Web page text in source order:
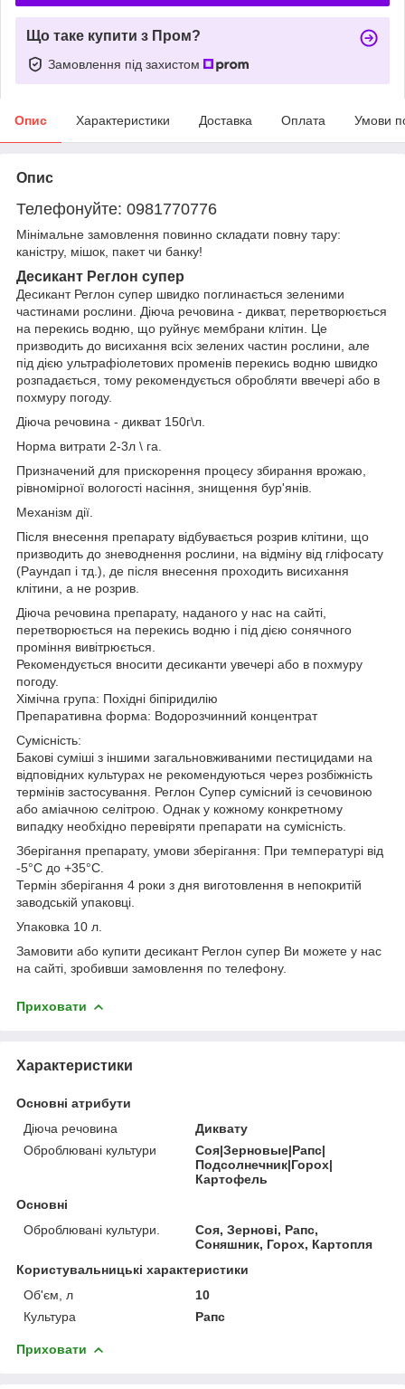
Що таке купити з Пром?
Замовлення під захистом
Опис Характеристики Доставка Оплата Умови
Опис
Телефонуйте: 0981770776
Мінімальне замовлення повинно складати повну тару:
каністру, мішок, пакет чи банку!
Десикант Реглон супер
Десикант Реглон супер швидко поглинається зеленими
частинами рослини. Діюча речовина - дикват, перетворюється
на перекись водню, що руйнує мембрани клітин. Це
призводить до висихання всіх зелених частин рослини, але
під дією ультрафіолетових променів перекись водню швидко
розпадається, тому рекомендується обробляти ввечері або в
похмуру погоду.
Діюча речовина - дикват 150г\л.
Норма витрати 2-3л \ га.
Призначений для прискорення процесу збирання врожаю,
рівномірної вологості насіння, знищення бур'янів.
Механізм дії.
Після внесення препарату відбувається розрив клітини, що
призводить до зневоднення рослини, на відміну від гліфосату
(Раундап і тд.), де після внесення проходить висихання
клітини, а не розрив.
Діюча речовина препарату, наданого у нас на сайті,
перетворюється на перекись водню і під дією сонячного
проміння вивітрюється.
Рекомендується вносити десиканти увечері або в похмуру
погоду.
Хімічна група: Похідні біпіридилію
Препаративна форма: Водорозчинний концентрат
Сумісність:
Бакові суміші з іншими загальновживаними пестицидами на
відповідних культурах не рекомендуються через розбіжність
термінів застосування. Реглон Супер сумісний із сечовиною
або аміачною селітрою. Однак у кожному конкретному
випадку необхідно перевіряти препарати на сумісність.
Зберігання препарату, умови зберігання: При температурі від
-5°С до +35°С.
Термін зберігання 4 роки з дня виготовлення в непокритій
заводській упаковці.
Упаковка 10 л.
Замовити або купити десикант Реглон супер Ви можете у нас
на сайті, зробивши замовлення по телефону.
Приховати
Характеристики
Основні атрибути
Діюча речовина
Диквату
Оброблювані культури
Соя|Зерновые|Рапс|
Подсолнечник|Горох|
Картофель
Основні
Оброблювані культури.
Соя, Зернові, Рапс,
Соняшник, Горох, Картопля
Користувальницькі характеристики
Об'єм, л
10
Культура
Рапс
Приховати